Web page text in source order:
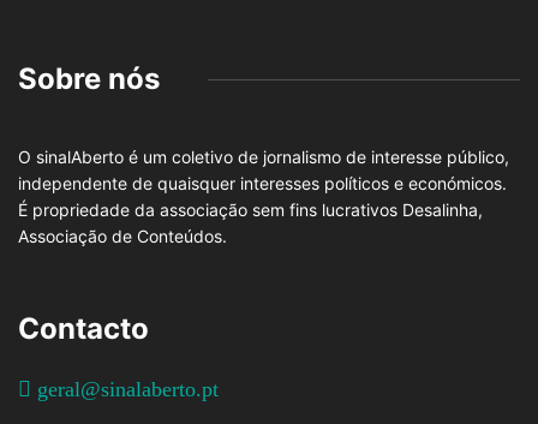
Sobre nós
O sinalAberto é um coletivo de jornalismo de interesse público,
independente de quaisquer interesses políticos e económicos.
É propriedade da associação sem fins lucrativos Desalinha,
Associação de Conteúdos.
Contacto
geral@sinalaberto.pt